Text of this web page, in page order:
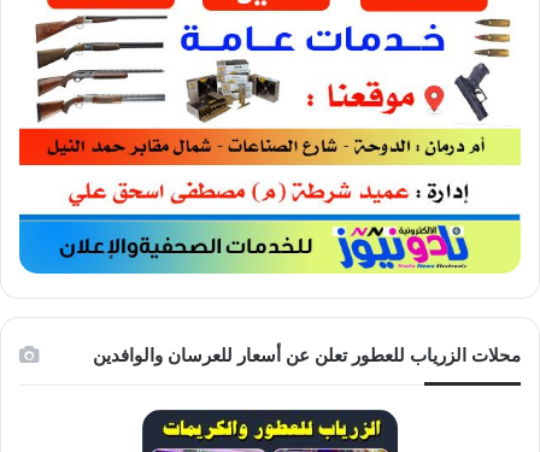
محلات الزرياب للعطور تعلن عن أسعار للعرسان والوافدين